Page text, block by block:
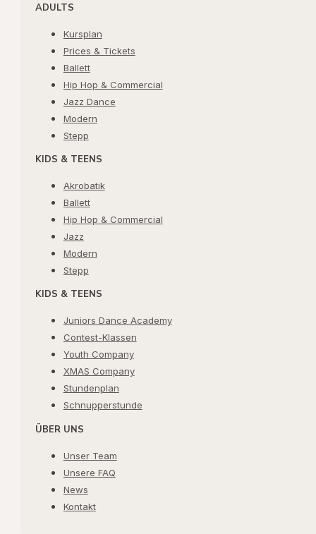
ADULTS
Kursplan
Prices & Tickets
Ballett
Hip Hop & Commercial
Jazz Dance
Modern
Stepp
KIDS & TEENS
Akrobatik
Ballett
Hip Hop & Commercial
Jazz
Modern
Stepp
KIDS & TEENS
Juniors Dance Academy
Contest-Klassen
Youth Company
XMAS Company
Stundenplan
Schnupperstunde
ÜBER UNS
Unser Team
Unsere FAQ
News
Kontakt